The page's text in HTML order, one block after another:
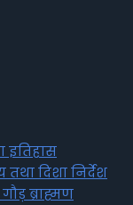
इतिहास
दिशा निर्देश
ब्राह्मण